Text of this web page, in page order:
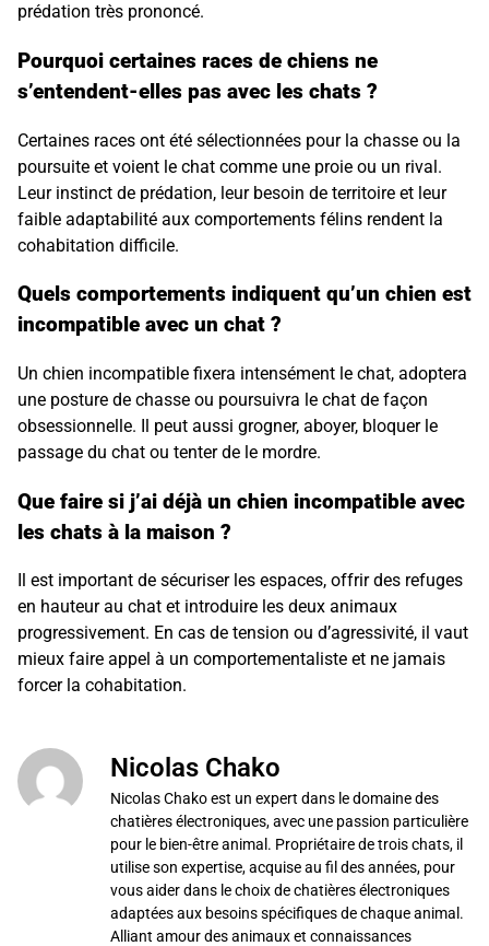
prédation très prononcé.
Pourquoi certaines races de chiens ne
s’entendent-elles pas avec les chats ?
Certaines races ont été sélectionnées pour la chasse ou la
poursuite et voient le chat comme une proie ou un rival.
Leur instinct de prédation, leur besoin de territoire et leur
faible adaptabilité aux comportements félins rendent la
cohabitation difficile.
Quels comportements indiquent qu’un chien est
incompatible avec un chat ?
Un chien incompatible fixera intensément le chat, adoptera
une posture de chasse ou poursuivra le chat de façon
obsessionnelle. Il peut aussi grogner, aboyer, bloquer le
passage du chat ou tenter de le mordre.
Que faire si j’ai déjà un chien incompatible avec
les chats à la maison ?
Il est important de sécuriser les espaces, offrir des refuges
en hauteur au chat et introduire les deux animaux
progressivement. En cas de tension ou d’agressivité, il vaut
mieux faire appel à un comportementaliste et ne jamais
forcer la cohabitation.
Nicolas Chako
Nicolas Chako est un expert dans le domaine des
chatières électroniques, avec une passion particulière
pour le bien-être animal. Propriétaire de trois chats, il
utilise son expertise, acquise au fil des années, pour
vous aider dans le choix de chatières électroniques
adaptées aux besoins spécifiques de chaque animal.
Alliant amour des animaux et connaissances